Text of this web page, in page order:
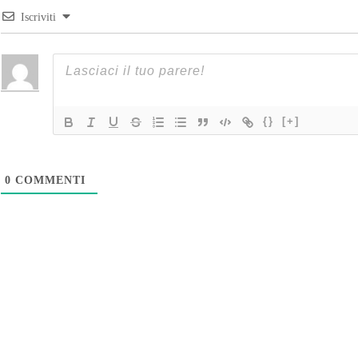
Iscriviti
{} [+]
0 COMMENTI